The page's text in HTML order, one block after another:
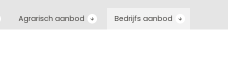
Agrarisch aanbod Bedrijfs aanbod